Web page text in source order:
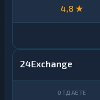
4,8 ★
24Exchange